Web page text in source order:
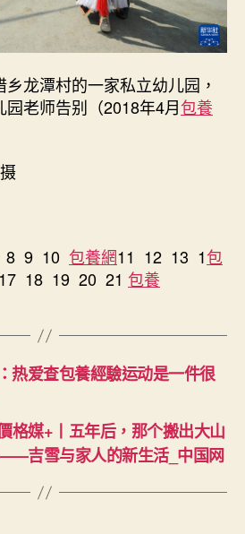
那
个
搬
出
大
山
——
吉
雪
的
活
_
中
龙潭村的一家私立幼儿园，
老师告别（2018年4月包養
9 10 包養網11 12 13 1包
18 19 20 21 包養
热爱查包養經驗运动是一件很
格媒+丨五年后，那个搬出大山
吉雪与家人的新生活_中国网